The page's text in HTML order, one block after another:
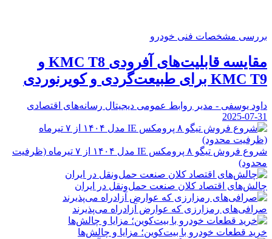
بررسی مشخصات فنی خودرو
مقایسه قابلیت‌های آفرودی KMC T8 و
KMC T9 برای طبیعت‌گردی و کویرنوردی
داود یوسفی - مدیر روابط عمومی دیجیتال رسانه‌های اقتصادی
2025-07-31
شروع فروش تیگو ۸ پرومکس IE مدل ۱۴۰۴ از ۷ تیرماه (ظرفیت
محدود)
چالش‌های اقتصاد کلان صنعت حمل‌ونقل در ایران
صرافی‌های رمزارزی که عوارض آزادراه می‌پذیرند
خرید قطعات خودرو با بیت‌کوین؛ مزایا و چالش‌ها